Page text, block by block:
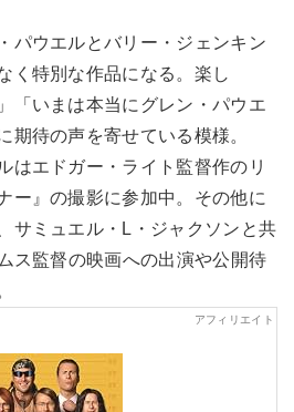
パウエルとバリー・ジェンキン
特別な作品になる。楽し
「いまは本当にグレン・パウエ
期待の声を寄せている模様。
はエドガー・ライト監督作のリ
ー』の撮影に参加中。その他に
サミュエル・L・ジャクソンと共
ス監督の映画への出演や公開待